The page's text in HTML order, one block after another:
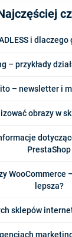
i
– przykłady
– newsletter i
obrazy w
PrestaShop
WooCommerce
lepsza?
sklepów